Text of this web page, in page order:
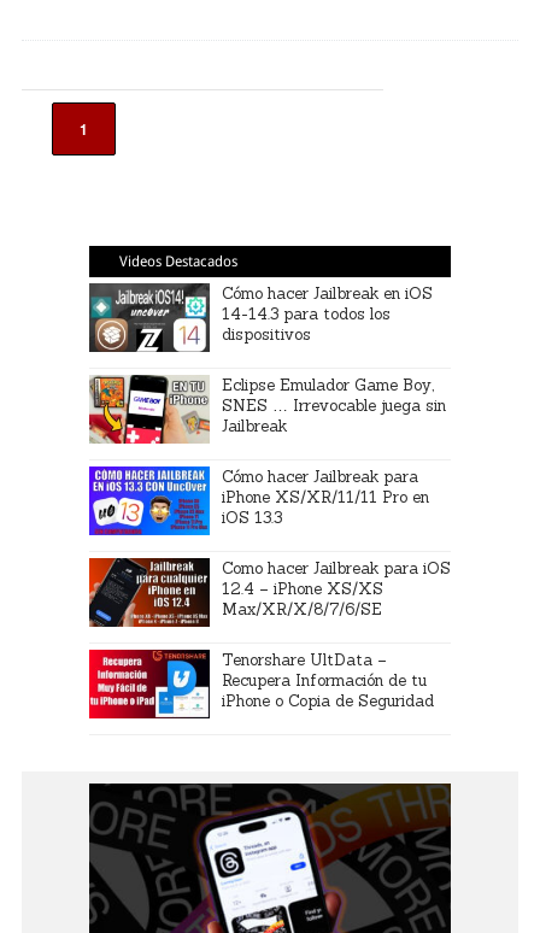
1
Videos Destacados
Cómo hacer Jailbreak en iOS
14-14.3 para todos los
dispositivos
Eclipse Emulador Game Boy,
SNES … Irrevocable juega sin
Jailbreak
Cómo hacer Jailbreak para
iPhone XS/XR/11/11 Pro en
iOS 13.3
Como hacer Jailbreak para iOS
12.4 – iPhone XS/XS
Max/XR/X/8/7/6/SE
Tenorshare UltData –
Recupera Información de tu
iPhone o Copia de Seguridad